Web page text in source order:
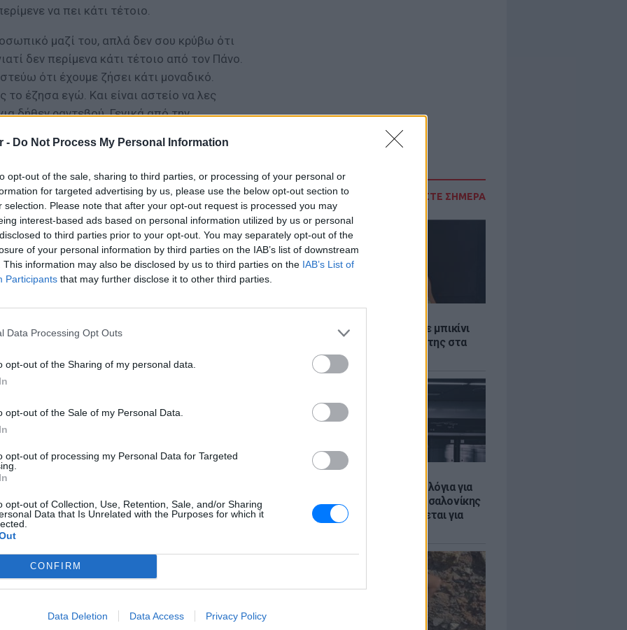
- Do Not Process My Personal Information
opt-out of the sale, sharing to third parties, or processing of your personal or
for targeted advertising by us, please use the below opt-out section to
selection. Please note that after your opt-out request is processed you may
interest-based ads based on personal information utilized by us or personal
to third parties prior to your opt-out. You may separately opt-out of the
of your personal information by third parties on the IAB’s list of downstream
This information may also be disclosed by us to third parties on the IAB’s List of
Participants that may further disclose it to other third parties.
Data Processing Opt Outs
opt-out of the Sharing of my personal data.
opt-out of the Sale of my Personal Data.
opt-out of processing my Personal Data for Targeted
opt-out of Collection, Use, Retention, Sale, and/or Sharing
Data that Is Unrelated with the Purposes for which it
CONFIRM
Data Deletion Data Access Privacy Policy
ΔΙΑΒΑΣΤΕ ΣΗΜΕΡΑ
Η Τατιάνα Στεφανίδου φόρεσε μπικίνι
και εντυπωσίασε με το κορμί της στα
καταγάλανα νερά του Ιονίου
ΕΙΔΗΣΕΙΣ
Απόψε τα δοκιμαστικά δρομολόγια για
την επέκταση του Μετρό Θεσσαλονίκης
προς Καλαμαριά - Τι προβλέπεται για
να πει κάτι τέτοιο.
μαζί του, απλά δεν σου κρύβω ότι
δεν περίμενα κάτι τέτοιο από τον Πάνο.
ότι έχουμε ζήσει κάτι μοναδικό.
το έζησα εγώ. Και είναι αστείο να λες
δήθεν ραντεβού. Γενικά από την
μπαίνω στη διαδικασία να διαψεύδω ή να
καθένας έτσι απλά μπορεί πει.
ΔΙΑΦΗΜΙΣΗ
τα πράγματα καθένας μπορεί να βγαίνει
στην περίπτωση του Πάνου είτε σε
επιλογή μου είναι να προχωράω
να κρίνει το τι είναι αλήθεια και τι όχι.
το ότι δεν μπαίνω στη διαδικασία
ότι δεν θα τον αποφύγω κιόλας. Για
ακολουθώ πια στο instagram. Όχι σαν